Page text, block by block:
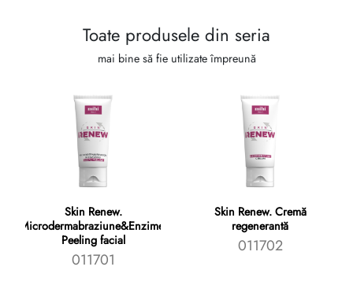
Toate produsele din seria
mai bine să fie utilizate împreună
Skin Renew.
Microdermabraziune&Enzime.
Peeling facial
011701
Skin Renew. Cremă
regenerantă
011702